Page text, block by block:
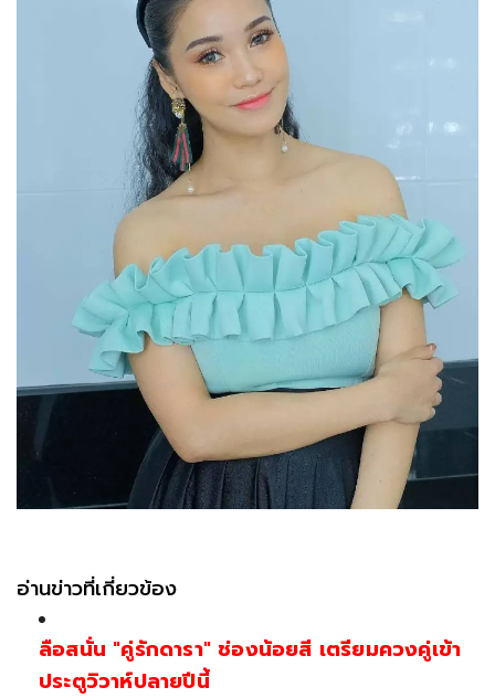
อ่านข่าวที่เกี่ยวข้อง
ลือสนั่น "คู่รักดารา" ช่องน้อยสี เตรียมควงคู่เข้า
ประตูวิวาห์ปลายปีนี้